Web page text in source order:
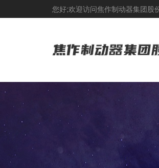
您好;欢迎访问焦作制动器集团股